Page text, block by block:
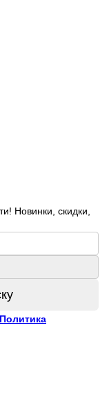
Новинки, скидки,
Политика